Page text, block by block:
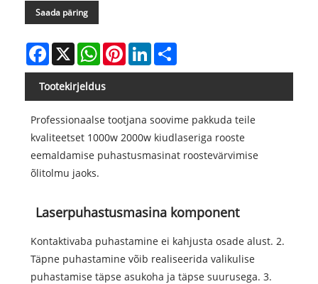
Saada päring
Facebook
X WhatsAppPinterestLinkedIn
Tootekirjeldus
Professionaalse tootjana soovime pakkuda teile
kvaliteetset 1000w 2000w kiudlaseriga rooste
eemaldamise puhastusmasinat roostevärvimise
õlitolmu jaoks.
Laserpuhastusmasina komponent
Kontaktivaba puhastamine ei kahjusta osade alust. 2.
Täpne puhastamine võib realiseerida valikulise
puhastamise täpse asukoha ja täpse suurusega. 3.